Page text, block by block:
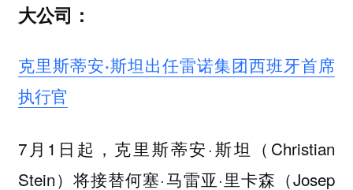
大公司：
克里斯蒂安·斯坦出任雷诺集团西班牙首席
执行官
7月1日起，克里斯蒂安·斯坦（Christian
Stein）将接替何塞·马雷亚·里卡森（Josep